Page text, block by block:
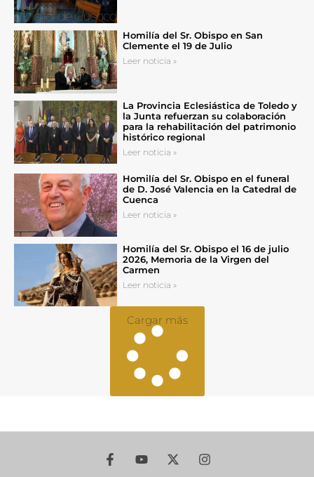
Homilía del Sr. Obispo en San
Clemente el 19 de Julio
Leer noticia »
La Provincia Eclesiástica de Toledo y
la Junta refuerzan su colaboración
para la rehabilitación del patrimonio
histórico regional
Leer noticia »
Homilía del Sr. Obispo en el funeral
de D. José Valencia en la Catedral de
Cuenca
Leer noticia »
Homilía del Sr. Obispo el 16 de julio
2026, Memoria de la Virgen del
Carmen
Leer noticia »
Cargar más